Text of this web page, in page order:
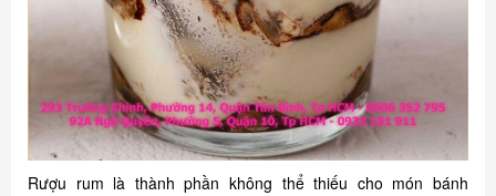
Rượu rum là thành phần không thể thiếu cho món bánh